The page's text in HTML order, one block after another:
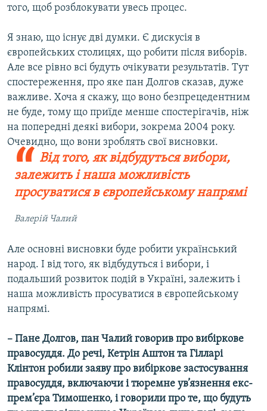
того, щоб розблокувати увесь процес.
Я знаю, що існує дві думки. Є дискусія в
європейських столицях, що робити після виборів.
Але все рівно всі будуть очікувати результатів. Тут
спостереження, про яке пан Долгов сказав, дуже
важливе. Хоча я скажу, що воно безпрецедентним
не буде, тому що приїде менше спостерігачів, ніж
на попередні деякі вибори, зокрема 2004 року.
Очевидно, що вони зроблять свої висновки.
Від того, як відбудуться вибори,
залежить і наша можливість
просуватися в європейському напрямі
Валерій Чалий
Але основні висновки буде робити український
народ. І від того, як відбудуться і вибори, і
подальший розвиток подій в Україні, залежить і
наша можливість просуватися в європейському
напрямі.
– Пане Долгов, пан Чалий говорив про вибіркове
правосуддя. До речі, Кетрін Аштон та Гілларі
Клінтон робили заяву про вибіркове застосування
правосуддя, включаючи і тюремне ув’язнення екс-
прем’єра Тимошенко, і говорили про те, що будуть